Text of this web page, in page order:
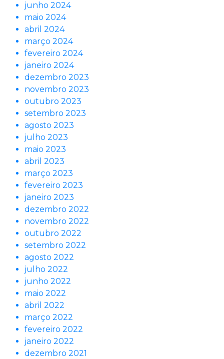
junho 2024
maio 2024
abril 2024
março 2024
fevereiro 2024
janeiro 2024
dezembro 2023
novembro 2023
outubro 2023
setembro 2023
agosto 2023
julho 2023
maio 2023
abril 2023
março 2023
fevereiro 2023
janeiro 2023
dezembro 2022
novembro 2022
outubro 2022
setembro 2022
agosto 2022
julho 2022
junho 2022
maio 2022
abril 2022
março 2022
fevereiro 2022
janeiro 2022
dezembro 2021